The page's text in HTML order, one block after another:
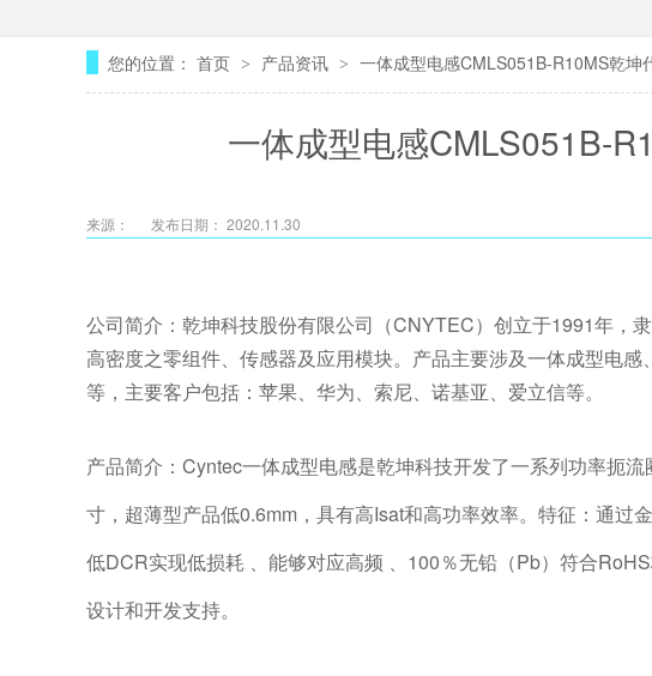
您的位置： 首页 > 产品资讯 > 一体成型电感CMLS051B-R10MS乾
一体成型电感CMLS051B-
来源： 发布日期： 2020.11.30
公司简介：乾坤科技股份有限公司（CNYTEC）创立于1991年，
高密度之零组件、传感器及应用模块。产品主要涉及一体成型电
等，主要客户包括：苹果、华为、索尼、诺基亚、爱立信等。
产品简介：Cyntec一体成型电感是乾坤科技开发了一系列功率扼
寸，超薄型产品低0.6mm，具有高Isat和高功率效率。特征：通
低DCR实现低损耗 、能够对应高频 、100％无铅（Pb）符合
设计和开发支持。